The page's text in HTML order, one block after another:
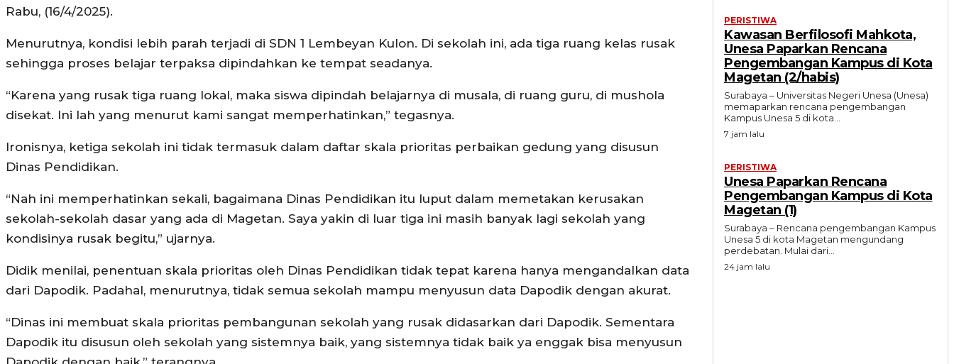
Rabu, (16/4/2025).
Menurutnya, kondisi lebih parah terjadi di SDN 1 Lembeyan Kulon. Di sekolah ini, ada tiga ruang kelas rusak
sehingga proses belajar terpaksa dipindahkan ke tempat seadanya.
“Karena yang rusak tiga ruang lokal, maka siswa dipindah belajarnya di musala, di ruang guru, di mushola
disekat. Ini lah yang menurut kami sangat memperhatinkan,” tegasnya.
Ironisnya, ketiga sekolah ini tidak termasuk dalam daftar skala prioritas perbaikan gedung yang disusun
Dinas Pendidikan.
“Nah ini memperhatinkan sekali, bagaimana Dinas Pendidikan itu luput dalam memetakan kerusakan
sekolah-sekolah dasar yang ada di Magetan. Saya yakin di luar tiga ini masih banyak lagi sekolah yang
kondisinya rusak begitu,” ujarnya.
Didik menilai, penentuan skala prioritas oleh Dinas Pendidikan tidak tepat karena hanya mengandalkan data
dari Dapodik. Padahal, menurutnya, tidak semua sekolah mampu menyusun data Dapodik dengan akurat.
“Dinas ini membuat skala prioritas pembangunan sekolah yang rusak didasarkan dari Dapodik. Sementara
Dapodik itu disusun oleh sekolah yang sistemnya baik, yang sistemnya tidak baik ya enggak bisa menyusun
PERISTIWA
Kawasan Berfilosofi Mahkota,
Unesa Paparkan Rencana
Pengembangan Kampus di Kota
Magetan (2/habis)
Surabaya – Universitas Negeri Unesa (Unesa)
memaparkan rencana pengembangan
Kampus Unesa 5 di kota...
7 jam lalu
PERISTIWA
Unesa Paparkan Rencana
Pengembangan Kampus di Kota
Magetan (1)
Surabaya – Rencana pengembangan Kampus
Unesa 5 di kota Magetan mengundang
perdebatan. Mulai dari...
24 jam lalu